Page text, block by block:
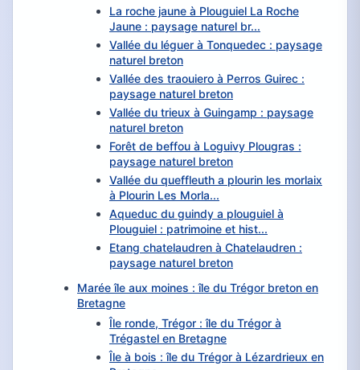
La roche jaune à Plouguiel La Roche
Jaune : paysage naturel br...
Vallée du léguer à Tonquedec : paysage
naturel breton
Vallée des traouiero à Perros Guirec :
paysage naturel breton
Vallée du trieux à Guingamp : paysage
naturel breton
Forêt de beffou à Loguivy Plougras :
paysage naturel breton
Vallée du queffleuth a plourin les morlaix
à Plourin Les Morla...
Aqueduc du guindy a plouguiel à
Plouguiel : patrimoine et hist...
Etang chatelaudren à Chatelaudren :
paysage naturel breton
Marée île aux moines : île du Trégor breton en
Bretagne
Île ronde, Trégor : île du Trégor à
Trégastel en Bretagne
Île à bois : île du Trégor à Lézardrieux en